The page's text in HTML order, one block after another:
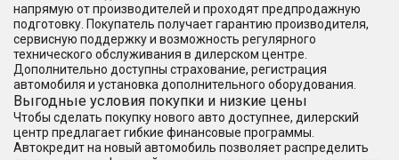
напрямую от производителей и проходят предпродажную
подготовку. Покупатель получает гарантию производителя,
сервисную поддержку и возможность регулярного
технического обслуживания в дилерском центре.
Дополнительно доступны страхование, регистрация
автомобиля и установка дополнительного оборудования.
Выгодные условия покупки и низкие цены
Чтобы сделать покупку нового авто доступнее, дилерский
центр предлагает гибкие финансовые программы.
Автокредит на новый автомобиль позволяет распределить